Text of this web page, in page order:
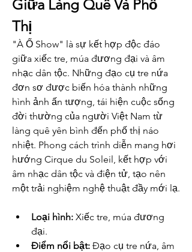
Giữa Làng Quê Và Phố
Thị
"À Ố Show" là sự kết hợp độc đáo
giữa xiếc tre, múa đương đại và âm
nhạc dân tộc. Những đạo cụ tre nứa
đơn sơ được biến hóa thành những
hình ảnh ấn tượng, tái hiện cuộc sống
đời thường của người Việt Nam từ
làng quê yên bình đến phố thị náo
nhiệt. Phong cách trình diễn mang hơi
hướng Cirque du Soleil, kết hợp với
âm nhạc dân tộc và điện tử, tạo nên
một trải nghiệm nghệ thuật đầy mới lạ.
Loại hình: Xiếc tre, múa đương
đại.
Điểm nổi bật: Đạo cụ tre nứa, âm